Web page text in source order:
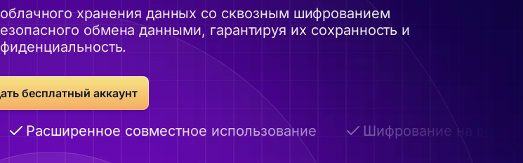
хранения данных со сквозным шифрованием
обмена данными, гарантируя их сохранность и
бесплатный аккаунт
Расширенное совместное использование Шифрование на всех